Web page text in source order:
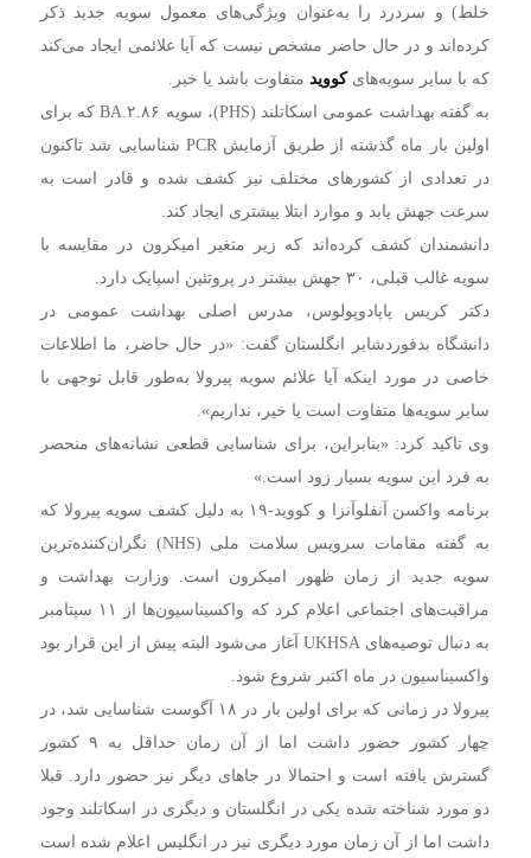
خلط) و سردرد را به‌عنوان ویژگی‌های معمول سویه جدید ذکر
کرده‌اند و در حال حاضر مشخص نیست که آیا علائمی ایجاد می‌کند
که با سایر سویه‌هایکوویدمتفاوت باشد یا خیر.
به گفته بهداشت عمومی اسکاتلند (PHS)، سویه BA.۲.۸۶ که برای
اولین بار ماه گذشته از طریق آزمایش PCR شناسایی شد تاکنون
در تعدادی از کشورهای مختلف نیز کشف شده و قادر است به
سرعت جهش یابد و موارد ابتلا بیشتری ایجاد کند.
دانشمندان کشف کرده‌اند که زیر متغیر امیکرون در مقایسه با
سویه غالب قبلی، ۳۰ جهش بیشتر در پروتئین اسپایک دارد.
دکتر کریس پاپادوپولوس، مدرس اصلی بهداشت عمومی در
دانشگاه بدفوردشایر انگلستان گفت: «در حال حاضر، ما اطلاعات
خاصی در مورد اینکه آیا علائم سویه پیرولا به‌طور قابل توجهی با
سایر سویه‌ها متفاوت است یا خیر، نداریم».
وی تاکید کرد: «بنابراین، برای شناسایی قطعی نشانه‌های منحصر
به فرد این سویه بسیار زود است.»
برنامه واکسن آنفلوآنزا و کووید-۱۹ به دلیل کشف سویه پیرولا که
به گفته مقامات سرویس سلامت ملی (NHS) نگران‌کننده‌ترین
سویه جدید از زمان ظهور امیکرون است. وزارت بهداشت و
مراقبت‌های اجتماعی اعلام کرد که واکسیناسیون‌ها از ۱۱ سپتامبر
به دنبال توصیه‌های UKHSA آغاز می‌شود البته پیش از این قرار بود
واکسیناسیون در ماه اکتبر شروع شود.
پیرولا در زمانی که برای اولین بار در ۱۸ آگوست شناسایی شد، در
چهار کشور حضور داشت اما از آن زمان حداقل به ۹ کشور
گسترش یافته است و احتمالا در جاهای دیگر نیز حضور دارد. قبلا
دو مورد شناخته شده یکی در انگلستان و دیگری در اسکاتلند وجود
داشت اما از آن زمان مورد دیگری نیز در انگلیس اعلام شده است